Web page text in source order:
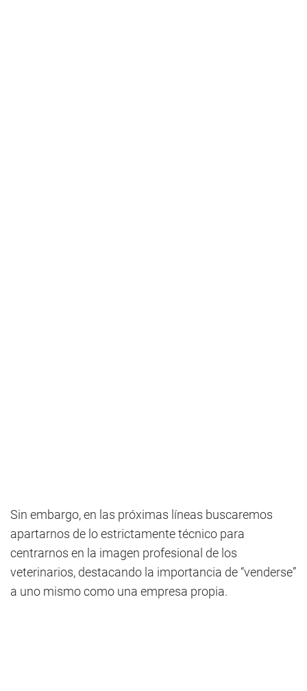
Sin embargo, en las próximas líneas buscaremos
apartarnos de lo estrictamente técnico para
centrarnos en la imagen profesional de los
veterinarios, destacando la importancia de “venderse”
a uno mismo como una empresa propia.